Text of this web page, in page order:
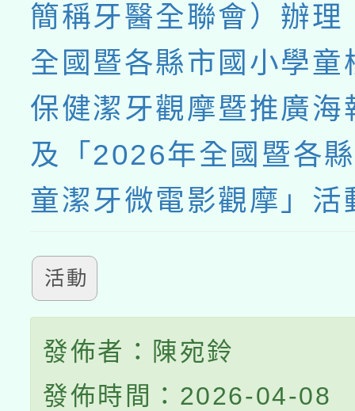
簡稱牙醫全聯會）辦
全國暨各縣市國小學童
保健潔牙觀摩暨推廣海
及「2026年全國暨各
童潔牙微電影觀摩」活
活動
發佈者：陳宛鈴
發佈時間：2026-04-08